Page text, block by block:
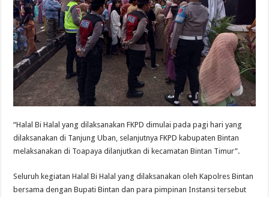
“Halal Bi Halal yang dilaksanakan FKPD dimulai pada pagi hari yang
dilaksanakan di Tanjung Uban, selanjutnya FKPD kabupaten Bintan
melaksanakan di Toapaya dilanjutkan di kecamatan Bintan Timur”.
Seluruh kegiatan Halal Bi Halal yang dilaksanakan oleh Kapolres Bintan
bersama dengan Bupati Bintan dan para pimpinan Instansi tersebut